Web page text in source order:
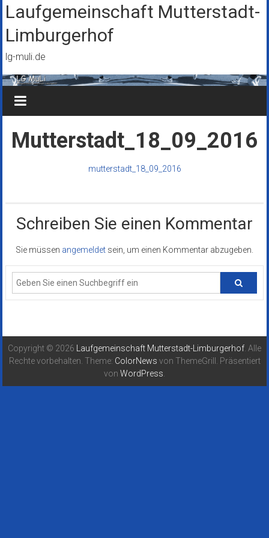
Zum
Inhalt
springen
Laufgemeinschaft Mutterstadt-
Limburgerhof
lg-muli.de
Mutterstadt_18_09_2016
mutterstadt_18_09_2016
Schreiben Sie einen Kommentar
Sie müssen angemeldet sein, um einen Kommentar abzugeben.
Copyright © 2026 Laufgemeinschaft Mutterstadt-Limburgerhof . Alle
Rechte vorbehalten. Theme: ColorNews von ThemeGrill. Präsentiert
von WordPress